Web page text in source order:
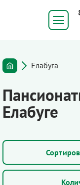
Елабуга
Елабуге